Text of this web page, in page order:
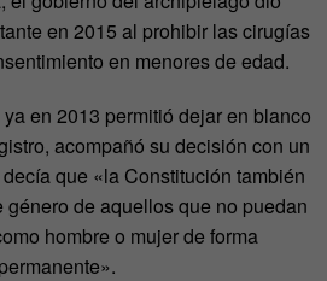
en 2015 al prohibir las cirugías
en menores de edad.
en 2013 permitió dejar en blanco
acompañó su decisión con un
que «la Constitución también
de aquellos que no puedan
hombre o mujer de forma
permanente».